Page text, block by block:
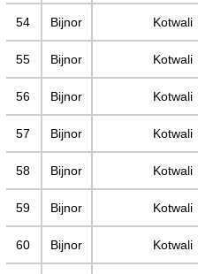
54 Bijnor Kotwali
55 Bijnor Kotwali
56 Bijnor Kotwali
57 Bijnor Kotwali
58 Bijnor Kotwali
59 Bijnor Kotwali
60 Bijnor Kotwali